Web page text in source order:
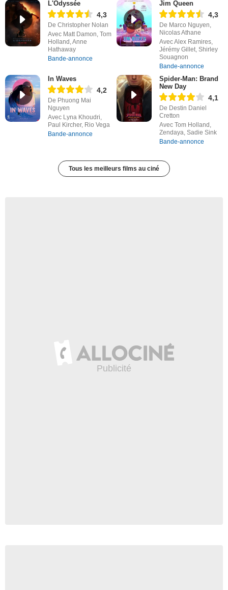
L'Odyssée
4,3
De Christopher Nolan
Avec Matt Damon, Tom
Holland, Anne
Hathaway
Bande-annonce
Jim Queen
4,3
De Marco Nguyen,
Nicolas Athane
Avec Alex Ramires,
Jérémy Gillet, Shirley
Souagnon
Bande-annonce
In Waves
4,2
De Phuong Mai
Nguyen
Avec Lyna Khoudri,
Paul Kircher, Rio Vega
Bande-annonce
Spider-Man: Brand
New Day
4,1
De Destin Daniel
Cretton
Avec Tom Holland,
Zendaya, Sadie Sink
Bande-annonce
Tous les meilleurs films au ciné